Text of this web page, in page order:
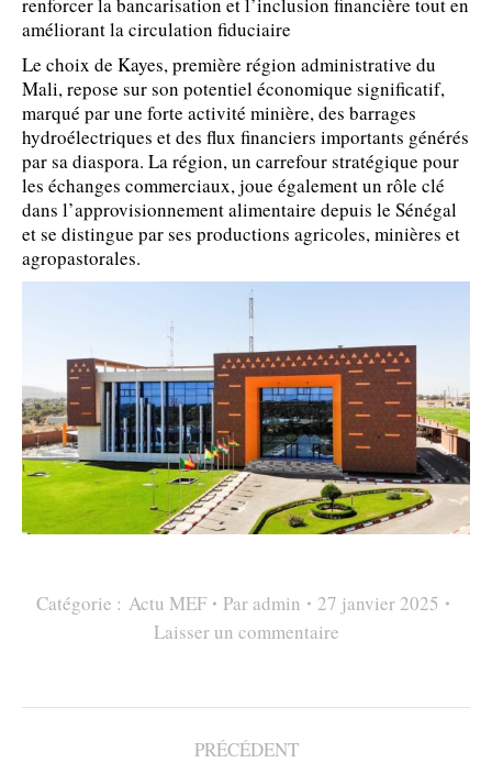
améliorant la circulation fiduciaire
Le choix de Kayes, première région administrative du
Mali, repose sur son potentiel économique significatif,
marqué par une forte activité minière, des barrages
hydroélectriques et des flux financiers importants générés
par sa diaspora. La région, un carrefour stratégique pour
les échanges commerciaux, joue également un rôle clé
dans l’approvisionnement alimentaire depuis le Sénégal
et se distingue par ses productions agricoles, minières et
agropastorales.
Catégorie : Actu MEF Par admin
27 janvier 2025
Laisser un commentaire
NAVIGATIONPRÉCÉDENT